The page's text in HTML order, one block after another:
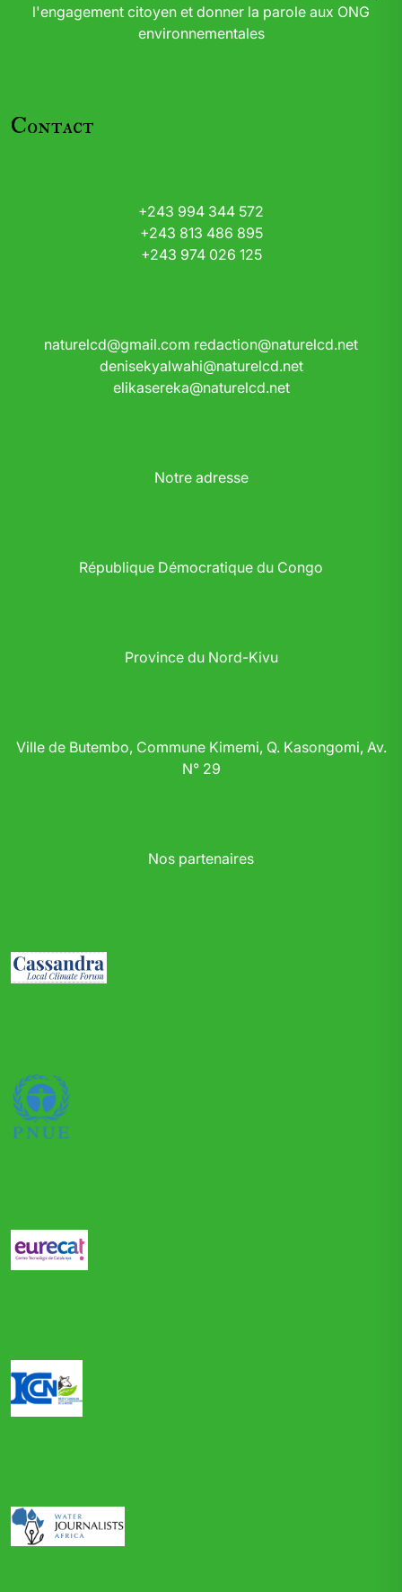
l'engagement citoyen et donner la parole aux ONG
environnementales
Contact
+243 994 344 572
+243 813 486 895
+243 974 026 125
naturelcd@gmail.com redaction@naturelcd.net
denisekyalwahi@naturelcd.net
elikasereka@naturelcd.net
Notre adresse
République Démocratique du Congo
Province du Nord-Kivu
Ville de Butembo, Commune Kimemi, Q. Kasongomi, Av.
N° 29
Nos partenaires